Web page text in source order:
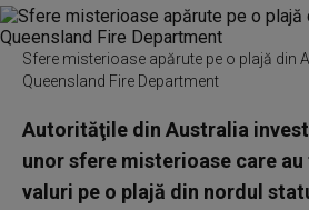
Sfere misterioase apărute pe o plajă din
Queensland Fire Department
Autorităţile din Australia
unor sfere misterioase care
valuri pe o plajă din nordul